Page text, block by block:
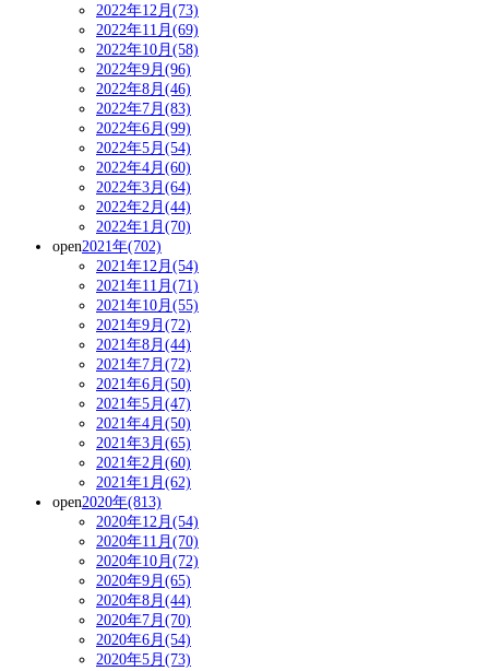
2022年12月(73)
2022年11月(69)
2022年10月(58)
2022年9月(96)
2022年8月(46)
2022年7月(83)
2022年6月(99)
2022年5月(54)
2022年4月(60)
2022年3月(64)
2022年2月(44)
2022年1月(70)
open2021年(702)
2021年12月(54)
2021年11月(71)
2021年10月(55)
2021年9月(72)
2021年8月(44)
2021年7月(72)
2021年6月(50)
2021年5月(47)
2021年4月(50)
2021年3月(65)
2021年2月(60)
2021年1月(62)
open2020年(813)
2020年12月(54)
2020年11月(70)
2020年10月(72)
2020年9月(65)
2020年8月(44)
2020年7月(70)
2020年6月(54)
2020年5月(73)